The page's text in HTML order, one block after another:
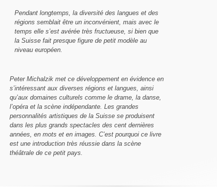
Pendant longtemps, la diversité des langues et des
régions semblait être un inconvénient, mais avec le
temps elle s’est avérée très fructueuse, si bien que
la Suisse fait presque figure de petit modèle au
niveau européen.
Peter Michalzik met ce développement en évidence en
s’intéressant aux diverses régions et langues, ainsi
qu’aux domaines culturels comme le drame, la danse,
l’opéra et la scène indépendante. Les grandes
personnalités artistiques de la Suisse se produisent
dans les plus grands spectacles des cent dernières
années, en mots et en images. C’est pourquoi ce livre
est une introduction très réussie dans la scène
théâtrale de ce petit pays.